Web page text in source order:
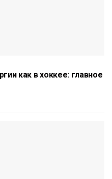
как в хоккее: главное